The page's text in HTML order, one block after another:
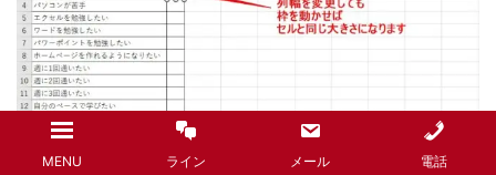
MENU ライン メール 電話